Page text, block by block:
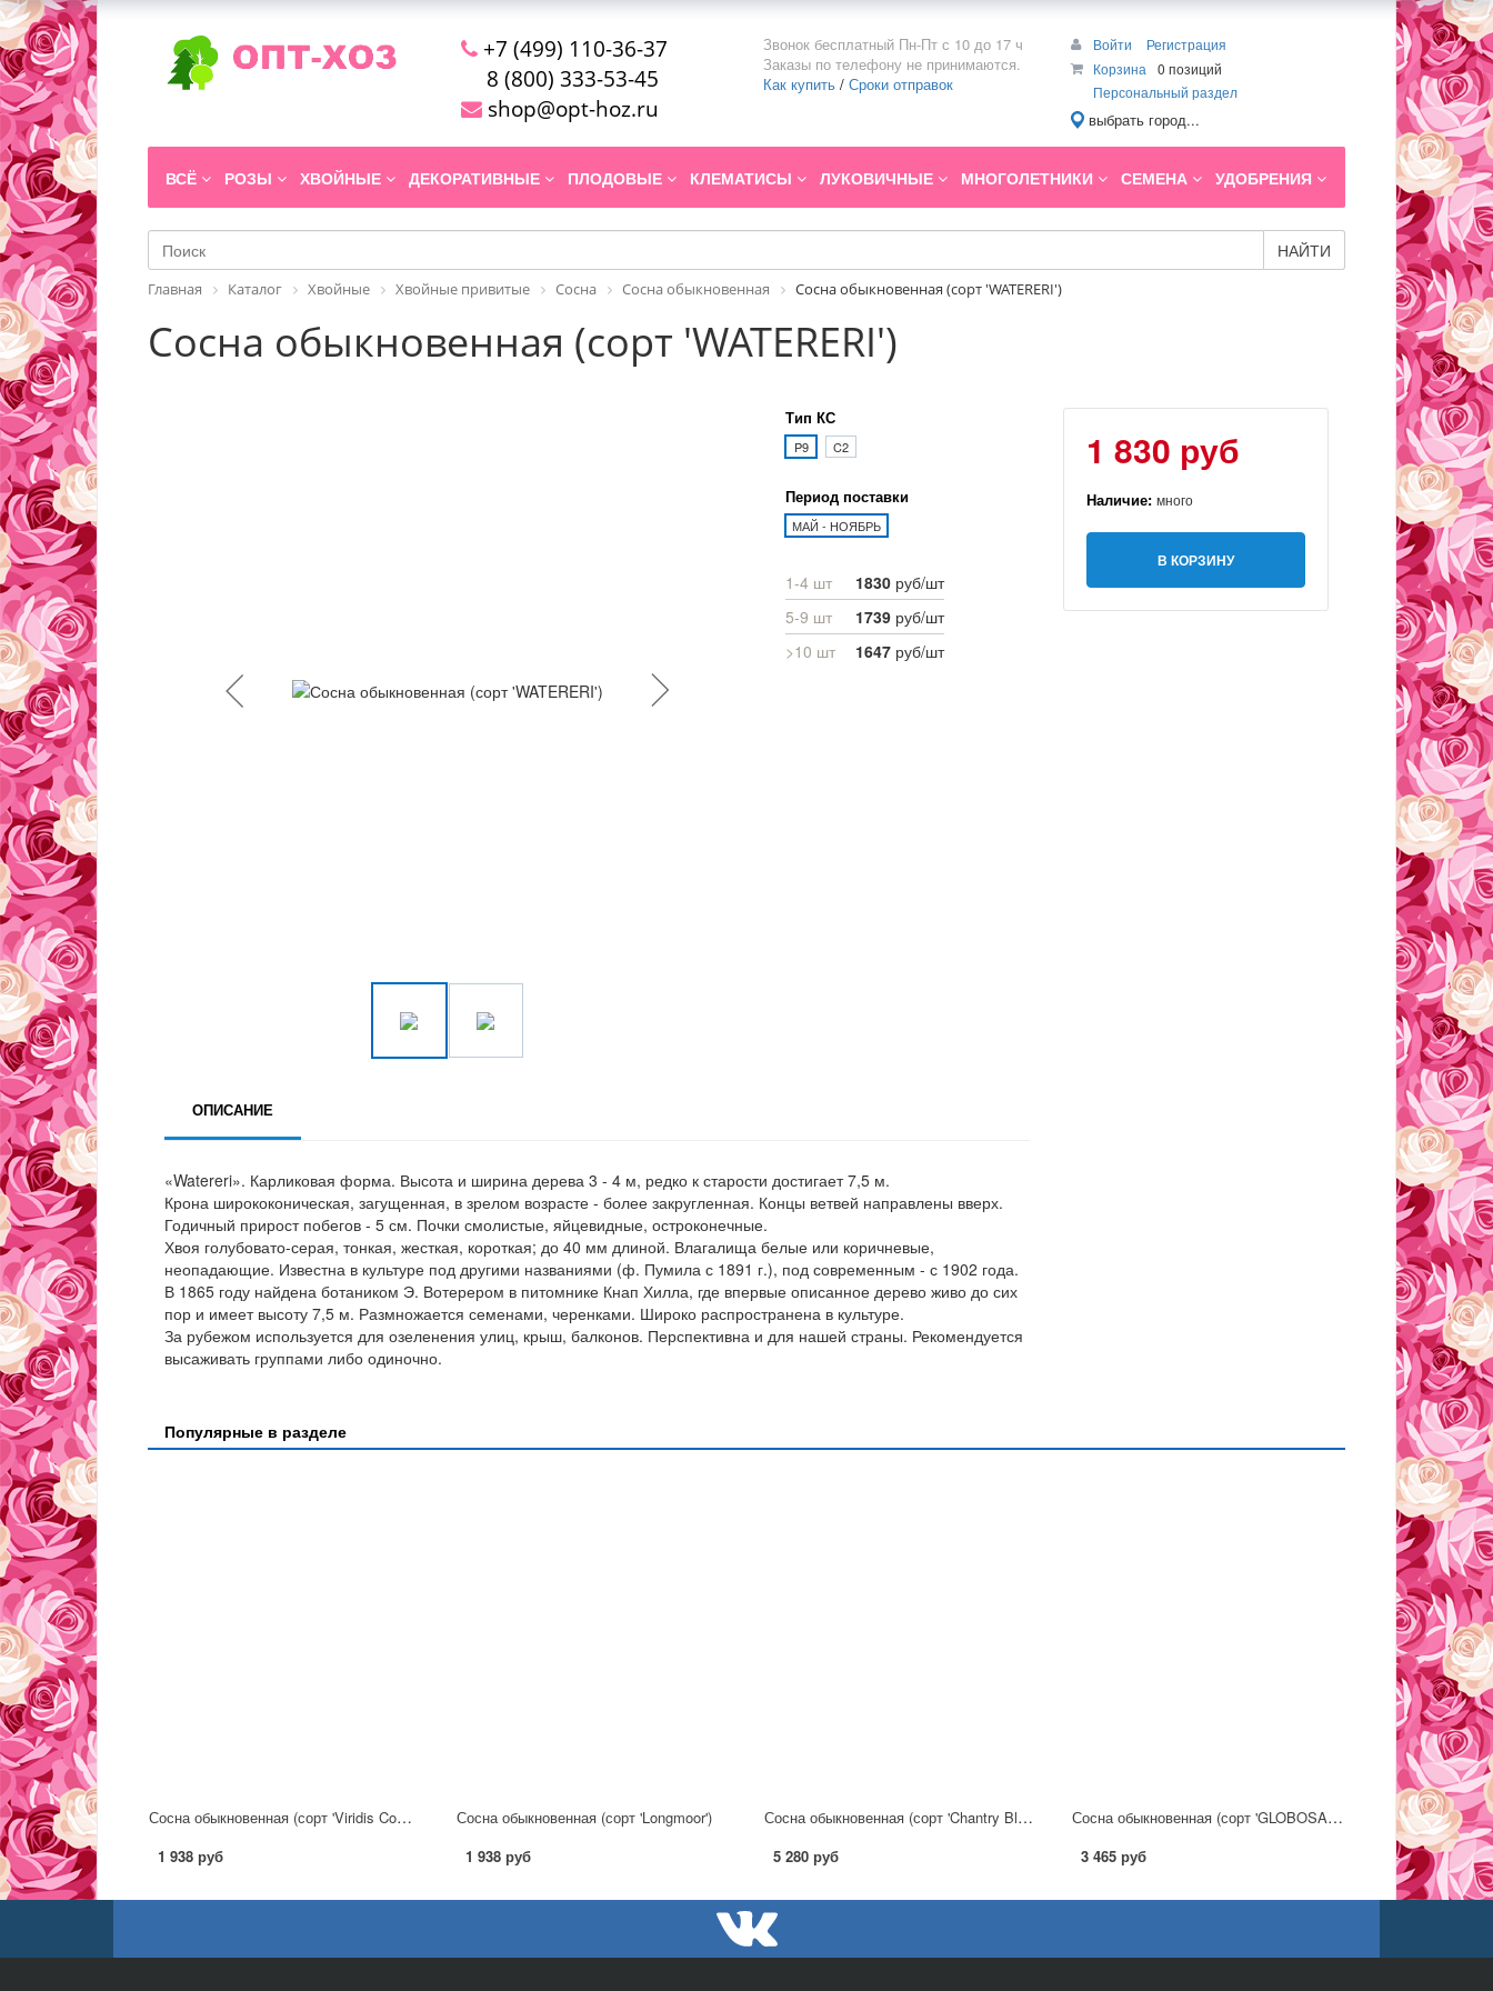
+7 (499) 110-36-37
8 (800) 333-53-45
shop@opt-hoz.ru
Звонок бесплатный Пн-Пт с 10 до 17 ч
Заказы по телефону не принимаются.
Как купить / Сроки отправок
Войти
Регистрация
Корзина
0 позиций
Персональный раздел
выбрать город...
ВСЁ РОЗЫ ХВОЙНЫЕ ДЕКОРАТИВНЫЕ ПЛОДОВЫЕ КЛЕМАТИСЫ ЛУКОВИЧНЫЕ МНОГОЛЕТНИКИ СЕМЕНА УДОБРЕНИЯ
НАЙТИ
Главная Каталог Хвойные Хвойные привитые Сосна Сосна обыкновенная Сосна обыкновенная (сорт 'WATERERI')
Сосна обыкновенная (сорт 'WATERERI')
Тип КС
P9 C2
Период поставки
МАЙ - НОЯБРЬ
1-4 шт 1830 руб/шт
5-9 шт
1739 руб/шт
>10 шт
1647 руб/шт
1 830 руб
Наличие: много
В КОРЗИНУ
ОПИСАНИЕ
«Watereri». Карликовая форма. Высота и ширина дерева 3 - 4 м, редко к старости достигает 7,5 м.
Крона ширококоническая, загущенная, в зрелом возрасте - более закругленная. Концы ветвей направлены вверх.
Годичный прирост побегов - 5 см. Почки смолистые, яйцевидные, остроконечные.
Хвоя голубовато-серая, тонкая, жесткая, короткая; до 40 мм длиной. Влагалища белые или коричневые,
неопадающие. Известна в культуре под другими названиями (ф. Пумила с 1891 г.), под современным - с 1902 года.
В 1865 году найдена ботаником Э. Вотерером в питомнике Кнап Хилла, где впервые описанное дерево живо до сих
пор и имеет высоту 7,5 м. Размножается семенами, черенками. Широко распространена в культуре.
За рубежом используется для озеленения улиц, крыш, балконов. Перспективна и для нашей страны. Рекомендуется
высаживать группами либо одиночно.
Популярные в разделе
Сосна обыкновенная (сорт 'Viridis Compacta')
1 938 руб
Сосна обыкновенная (сорт 'Longmoor')
1 938 руб
Сосна обыкновенная (сорт 'Chantry Blue') C5
5 280 руб
Сосна обыкновенная (сорт 'GLOBOSA VIRIDIS') C5
3 465 руб